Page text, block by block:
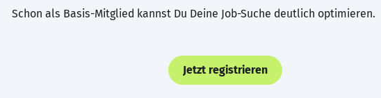
Schon als Basis-Mitglied kannst Du Deine Job-Suche deutlich optimieren.
Jetzt registrieren